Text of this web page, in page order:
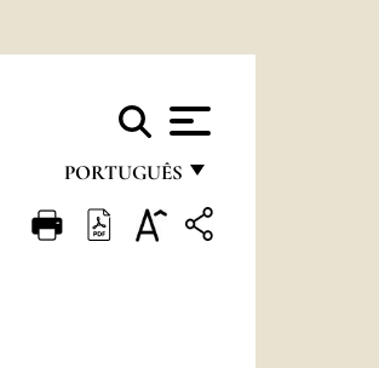
PORTUGUÊS
FRANÇAIS